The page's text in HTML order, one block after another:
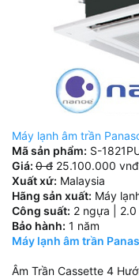
Máy lạnh âm trần
Mã sản phẩm: S-
Giá: 0 đ 25.100.000 vnđ
Xuất xứ: Malaysia
Hãng sản xuất: Máy
Công suất: 2 ngựa | 2.0
Bảo hành: 1 năm
Máy lạnh âm trần
Âm Trần Cassette 4